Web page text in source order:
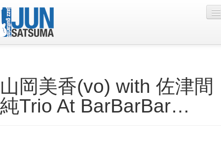
Live Schedule
Discography
山岡美香(vo) with 佐津間
純Trio At BarBarBar…